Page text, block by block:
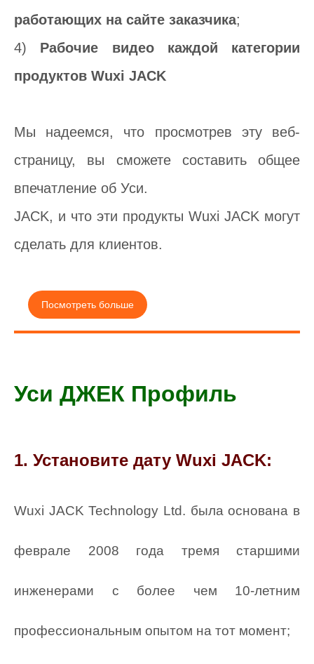
работающих на сайте заказчика;
4) Рабочие видео каждой категории
продуктов Wuxi JACK
Мы надеемся, что просмотрев эту веб-
страницу, вы сможете составить общее
впечатление об Уси.
JACK, и что эти продукты Wuxi JACK могут
сделать для клиентов.
Посмотреть больше
Уси ДЖЕК Профиль
1. Установите дату Wuxi JACK:
Wuxi JACK Technology Ltd. была основана в
феврале 2008 года тремя старшими
инженерами с более чем 10-летним
профессиональным опытом на тот момент;